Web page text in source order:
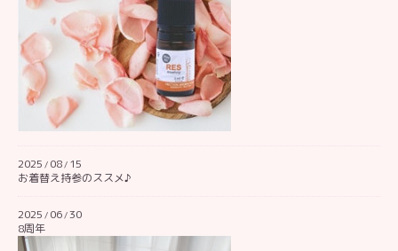
2025 / 08/ 15
お着替え持参のススメ♪
2025 / 06/30
8周年